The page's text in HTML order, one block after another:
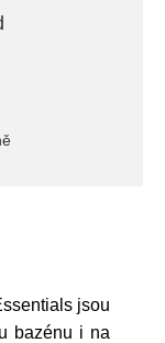
jsou
bazénu i na